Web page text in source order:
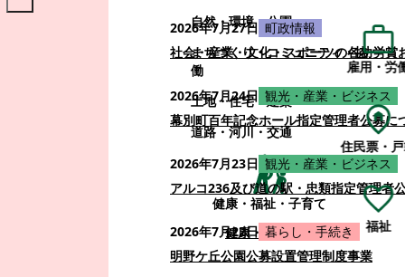
自然・環境・公園
まちづくり・コミュニティ・協
働
土地・住宅・建築
道路・河川・交通
健康・福祉・子育て
健康・福祉・子育て
2026年7月27日 町政情報
社会・産業・文化・スポーツの各功労
2026年7月24日 観光・産業・ビジネス
幕別町百年記念ホール指定管理者公募に
2026年7月23日 観光・産業・ビジネス
アルコ236及び道の駅・忠類指定管理者
2026年7月22日 暮らし・手続き
明野ケ丘公園公募設置管理制度事業
雇用・労
住民票・
福祉